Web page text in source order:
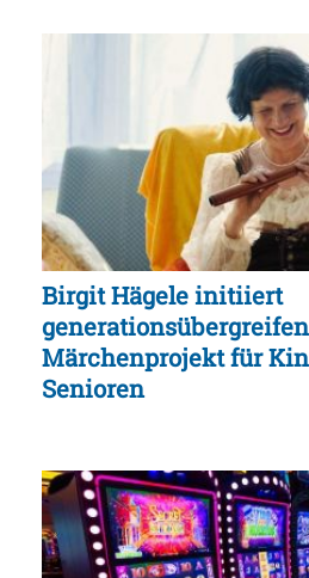
Birgit Hägele initiiert
Märchenprojekt für
Senioren